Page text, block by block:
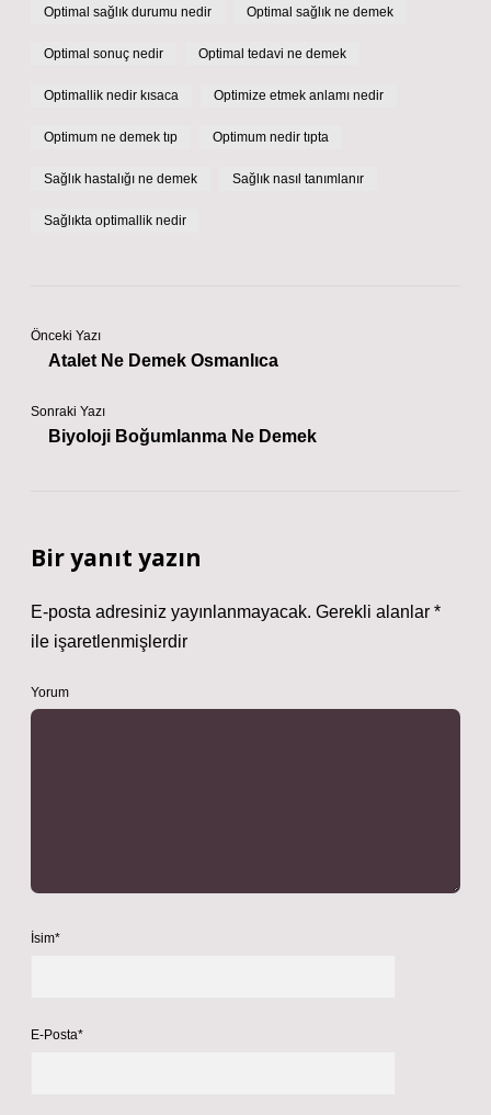
Optimal sağlık durumu nedir Optimal sağlık ne demek
Optimal sonuç nedir Optimal tedavi ne demek
Optimallik nedir kısaca Optimize etmek anlamı nedir
Optimum ne demek tıp Optimum nedir tıpta
Sağlık hastalığı ne demek Sağlık nasıl tanımlanır
Sağlıkta optimallik nedir
Önceki Yazı
Atalet Ne Demek Osmanlıca
Sonraki Yazı
Biyoloji Boğumlanma Ne Demek
Bir yanıt yazın
E-posta adresiniz yayınlanmayacak. Gerekli alanlar *
ile işaretlenmişlerdir
Yorum
İsim*
E-Posta*